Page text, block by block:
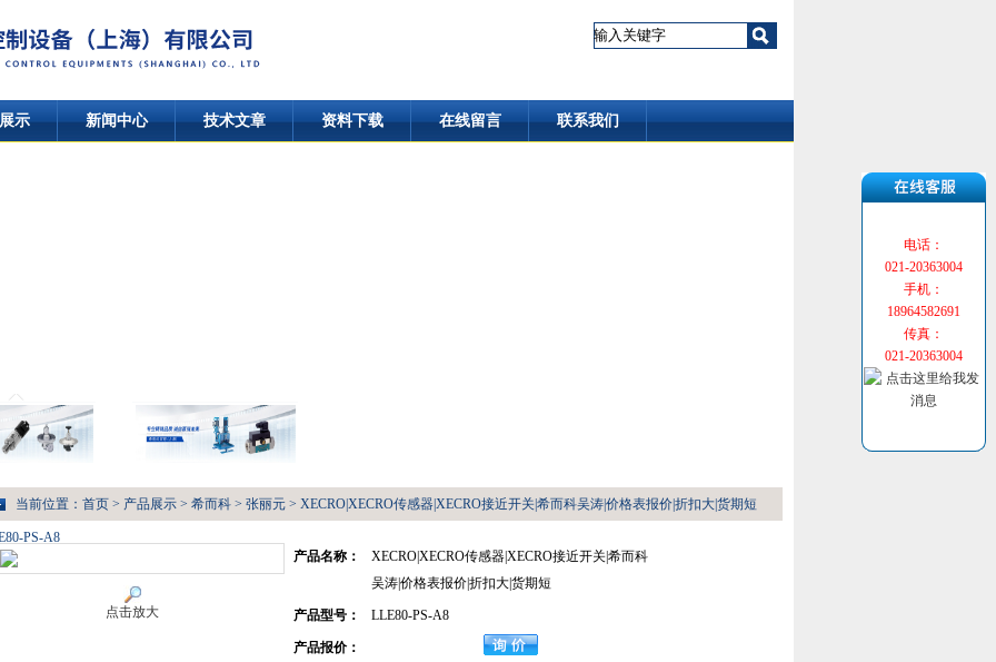
示 新闻中心 技术文章 资料下载 在线留言 联系我们
当前位置： 首页 > 产品展示 > 希而科 > 张丽元 > XECRO|XECRO传感器|XECRO接近开关|希而科吴涛|价格表报价|折扣大|货期短
PS-A8
点击放大
产品名称：
XECRO|XECRO传感器|XECRO接近开关|希而科
吴涛|价格表报价|折扣大|货期短
产品型号： LLE80-PS-A8
产品报价：
电话：
021-20363004
手机：
18964582691
传真：
021-20363004